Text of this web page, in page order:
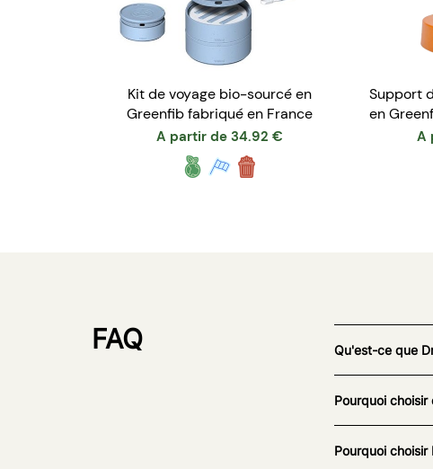
Kit de voyage bio-sourcé en
Greenfib fabriqué en France
A partir de 34.92 €
Support
en
A
FAQ Qu'est-ce que
Pourquoi
Pourquoi